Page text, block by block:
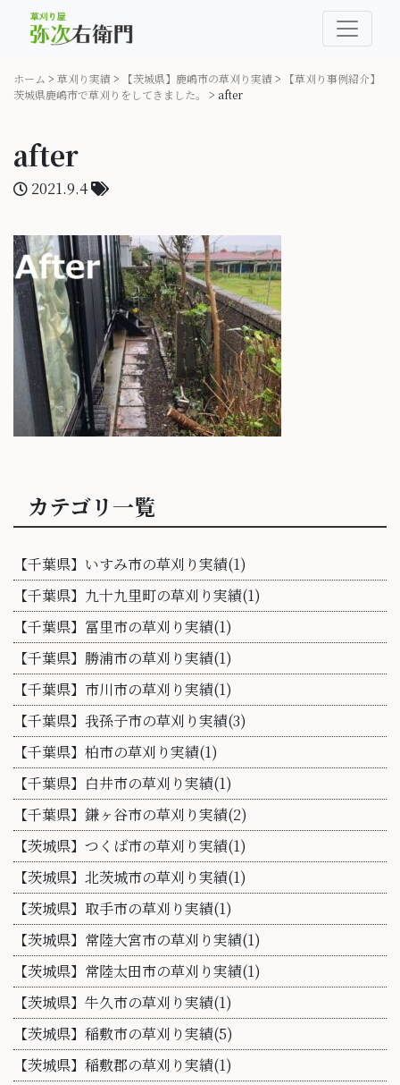
ホーム > 草刈り実績 > 【茨城県】鹿嶋市の草刈り実績 >
【草刈り事例紹介】
茨城県鹿嶋市で草刈りをしてきました。
> after
after
2021.9.4
カテゴリ一覧
【千葉県】いすみ市の草刈り実績(1)
【千葉県】九十九里町の草刈り実績(1)
【千葉県】冨里市の草刈り実績(1)
【千葉県】勝浦市の草刈り実績(1)
【千葉県】市川市の草刈り実績(1)
【千葉県】我孫子市の草刈り実績(3)
【千葉県】柏市の草刈り実績(1)
【千葉県】白井市の草刈り実績(1)
【千葉県】鎌ヶ谷市の草刈り実績(2)
【茨城県】つくば市の草刈り実績(1)
【茨城県】北茨城市の草刈り実績(1)
【茨城県】取手市の草刈り実績(1)
【茨城県】常陸大宮市の草刈り実績(1)
【茨城県】常陸太田市の草刈り実績(1)
【茨城県】牛久市の草刈り実績(1)
【茨城県】稲敷市の草刈り実績(5)
【茨城県】稲敷郡の草刈り実績(1)